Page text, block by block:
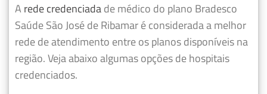
A rede credenciadade médico do plano Bradesco
Saúde São José de Ribamar é considerada a melhor
rede de atendimento entre os planos disponíveis na
região. Veja abaixo algumas opções de hospitais
credenciados.